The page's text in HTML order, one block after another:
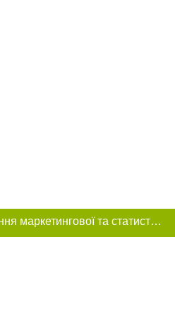
Цей сайт використовує «cookies». Також веб-сайт використовує інтернет-сервіс для збору технічних даних стосовно відвідувачів з метою отримання маркетингової та статистичної інформації. Умови обробки даних відвідувачів сайту див.